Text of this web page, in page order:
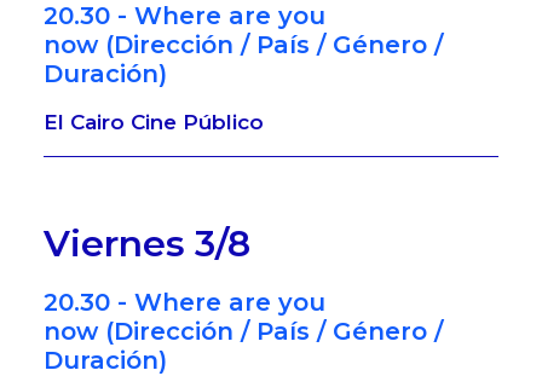
20.30 - Where are you
now (Dirección / País / Género /
Duración)
El Cairo Cine Público
Viernes 3/8
20.30 - Where are you
now (Dirección / País / Género /
Duración)